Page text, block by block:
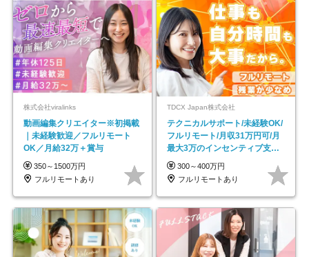
株式会社viralinks
動画編集クリエイター※初掲載
｜未経験歓迎／フルリモート
OK／月給32万＋賞与
350～1500万円
フルリモートあり
TDCX Japan株式会社
テクニカルサポート/未経験OK/
フルリモート/月収31万円可/月
最大3万のインセンティブ支給/
平均年齢33歳
300～400万円
フルリモートあり